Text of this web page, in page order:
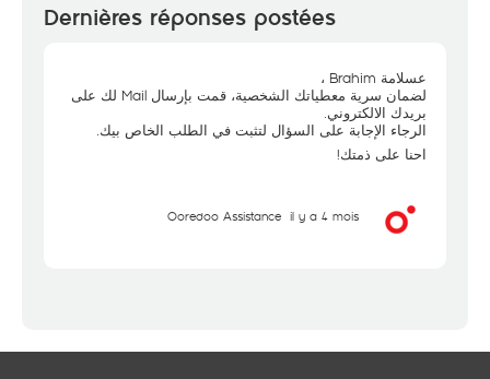
Dernières réponses postées
عسلامة Brahim ،
لضمان سرية معطياتك الشخصية، قمت بإرسال Mail لك على
بريدك الالكتروني.
الرجاء الإجابة على السؤال لتثبت في الطلب الخاص بيك.
احنا على ذمتك!
Ooredoo Assistance il y a 4 mois